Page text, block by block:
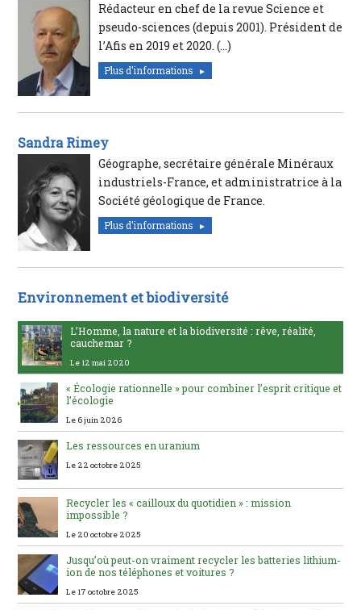
Rédacteur en chef de la revue Science et
pseudo-sciences (depuis 2001). Président de
l’Afis en 2019 et 2020. (…)
Plus d'informations
Sandra Rimey
Géographe, secrétaire générale Minéraux
industriels-France, et administratrice à la
Société géologique de France.
Plus d'informations
Environnement et biodiversité
L’Homme, la nature et la biodiversité : rêve, réalité,
cauchemar ?
Le 12 mai 2020
« Écologie rationnelle » pour combiner l’esprit critique et
l’écologie
Le 6 juin 2026
Les ressources en uranium
Le 22 octobre 2025
Recycler les « cailloux du quotidien » : mission
impossible ?
Le 20 octobre 2025
Jusqu’où peut-on vraiment recycler les batteries lithium-
ion de nos téléphones et voitures ?
Le 17 octobre 2025